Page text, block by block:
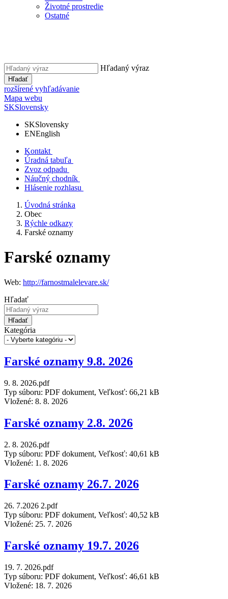
Životné prostredie
Ostatné
Hľadaný výraz
Hľadať
rozšírené vyhľadávanie
Mapa webu
SKSlovensky
SKSlovensky
ENEnglish
Kontakt
Úradná tabuľa
Zvoz odpadu
Náučný chodník
Hlásenie rozhlasu
Úvodná stránka
Obec
Rýchle odkazy
Farské oznamy
Farské oznamy
Web: http://farnostmalelevare.sk/
Hľadať
Hľadať
Kategória
Farské oznamy 9.8. 2026
9. 8. 2026.pdf
Typ súboru: PDF dokument, Veľkosť: 66,21 kB
Vložené: 8. 8. 2026
Farské oznamy 2.8. 2026
2. 8. 2026.pdf
Typ súboru: PDF dokument, Veľkosť: 40,61 kB
Vložené: 1. 8. 2026
Farské oznamy 26.7. 2026
26. 7.2026 2.pdf
Typ súboru: PDF dokument, Veľkosť: 40,52 kB
Vložené: 25. 7. 2026
Farské oznamy 19.7. 2026
19. 7. 2026.pdf
Typ súboru: PDF dokument, Veľkosť: 46,61 kB
Vložené: 18. 7. 2026